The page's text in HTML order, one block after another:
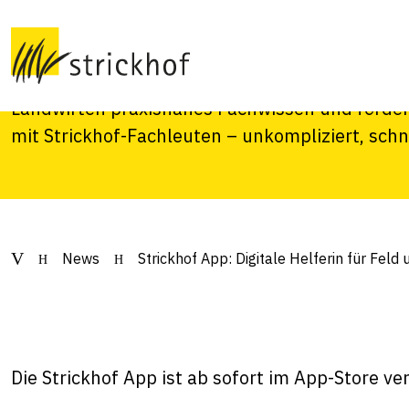
für Feld und Hof
Sie ist da: Die Strickhof App. Die digitale
Landwirten praxisnahes Fachwissen und
mit Strickhof-Fachleuten – unkompliziert,
News Strickhof App: Digitale Helferin für Feld
Die Strickhof App ist ab sofort im App-Store